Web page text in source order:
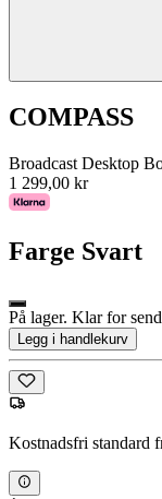
COMPASS
Broadcast Desktop
1 299,00 kr
Farge Svart
På lager. Klar for
Legg i handlekurv
Kostnadsfri standard